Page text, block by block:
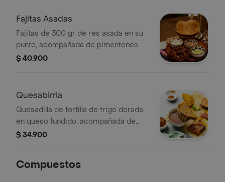
Fajitas Asadas
Fajitas de 300 gr de res asada en su
punto, acompañada de pimentones
tatemados, cebolla roja, tortilla, salsa
$ 40.900
Quesabirria
Quesadilla de tortilla de trigo dorada
en queso fundido, acompañada de
birria pico de gallo y guacamole.
$ 34.900
Compuestos